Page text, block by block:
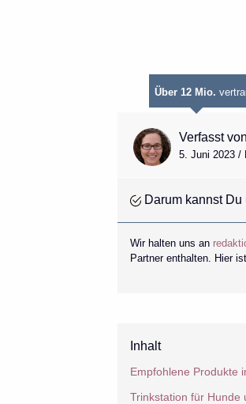
Über 12 Mio.
Verfasst von
5. Juni 2023 /
Darum kannst Du
Wir halten uns an
Partner enthalten. Hier
Inhalt
Empfohlene Produkte
Trinkstation für Hunde